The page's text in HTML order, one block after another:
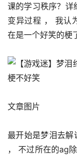
课的学习秩序？详
变异过程 ， 我认
在是一个好笑的梗
文章图片
最开始是梦泪去
， 不过所在的ag